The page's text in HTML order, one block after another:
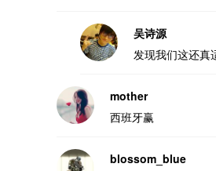
吴诗源
发现我们这还真
mother
西班牙赢
blossom_blue